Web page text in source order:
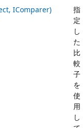
IComparer)
指
定
し
た
比
較
子
を
使
用
し